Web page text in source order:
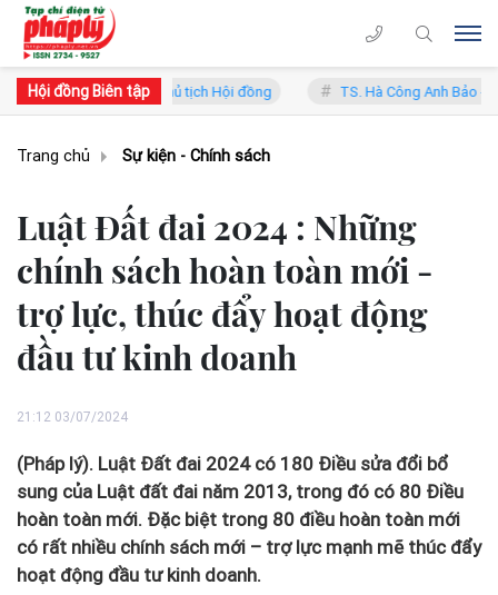
Hội đồng Biên tập
- Phó Chủ tịch Hội đồng TS. Hà Công Anh Bảo - Phó Chủ tịch
Trang chủ Sự kiện - Chính sách
Luật Đất đai 2024 : Những
chính sách hoàn toàn mới -
trợ lực, thúc đẩy hoạt động
đầu tư kinh doanh
21:12 03/07/2024
(Pháp lý). Luật Đất đai 2024 có 180 Điều sửa đổi bổ
sung của Luật đất đai năm 2013, trong đó có 80 Điều
hoàn toàn mới. Đặc biệt trong 80 điều hoàn toàn mới
có rất nhiều chính sách mới – trợ lực mạnh mẽ thúc đẩy
hoạt động đầu tư kinh doanh.